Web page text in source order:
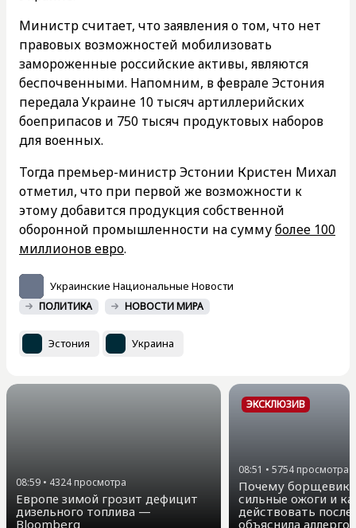
Министр считает, что заявления о том, что нет
правовых возможностей мобилизовать
замороженные российские активы, являются
беспочвенными. Напомним, в феврале Эстония
передала Украине 10 тысяч артиллерийских
боеприпасов и 750 тысяч продуктовых наборов
для военных.
Тогда премьер-министр Эстонии Кристен Михал
отметил, что при первой же возможности к
этому добавится продукция собственной
оборонной промышленности на суммуболее 100
миллионов евро.
Украинские Национальные Новости
ПОЛИТИКА НОВОСТИ МИРА
Эстония Украина
08:59 • 4324 просмотра
Европе зимой грозит дефицит
дизельного топлива —
Bloomberg
ЭКСКЛЮЗИВ
08:51 • 5754 просмотра
Почему борщевик
сильные ожоги и
действовать
объяснила